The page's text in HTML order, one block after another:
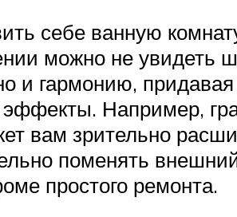
себе ванную
можно не увидеть
и гармонию,
Например,
вам зрительно
поменять
простого ремонта.